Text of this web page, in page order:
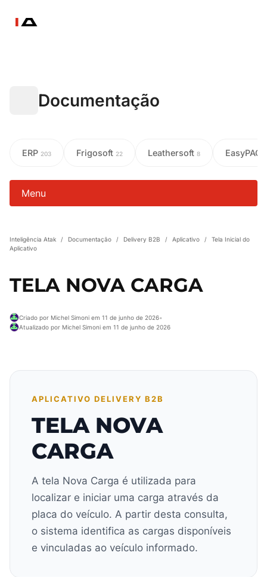
Documentação
ERP 203 Frigosoft 22 Leathersoft 8 EasyPAC
Menu
Inteligência Atak / Documentação / Delivery B2B / Aplicativo /
Tela Inicial do
Aplicativo
TELA NOVA CARGA
Criado por Michel Simoni em 11 de junho de 2026•
Atualizado por Michel Simoni em 11 de junho de 2026
APLICATIVO DELIVERY B2B
TELA NOVA
CARGA
A tela Nova Carga é utilizada para
localizar e iniciar uma carga através da
placa do veículo. A partir desta consulta,
o sistema identifica as cargas disponíveis
e vinculadas ao veículo informado.